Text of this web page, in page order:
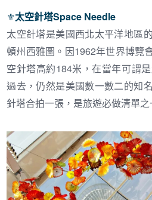
⚜︎太空針塔Space Needle
太空針塔是美國西北太平洋地區
頓州西雅圖。因1962年世界博覽
空針塔高約184米，在當年可謂
過去，仍然是美國數一數二的知
針塔合拍一張，是旅遊必做清單之